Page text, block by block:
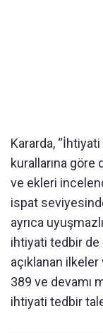
Kararda,
kurallarına
ve ekleri
ispat
ayrıca
ihtiyati tedbir de
açıklanan
389 ve devamı
ihtiyati tedbir